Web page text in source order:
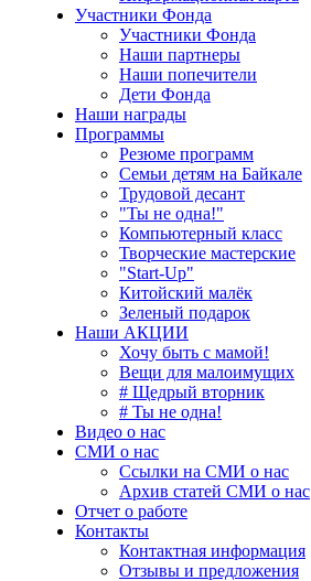
Участники Фонда
Участники Фонда
Наши партнеры
Наши попечители
Дети Фонда
Наши награды
Программы
Резюме программ
Семьи детям на Байкале
Трудовой десант
"Ты не одна!"
Компьютерный класс
Творческие мастерские
"Start-Up"
Китойский малёк
Зеленый подарок
Наши АКЦИИ
Хочу быть с мамой!
Вещи для малоимущих
# Щедрый вторник
# Ты не одна!
Видео о нас
СМИ о нас
Ссылки на СМИ о нас
Архив статей СМИ о нас
Отчет о работе
Контакты
Контактная информация
Отзывы и предложения